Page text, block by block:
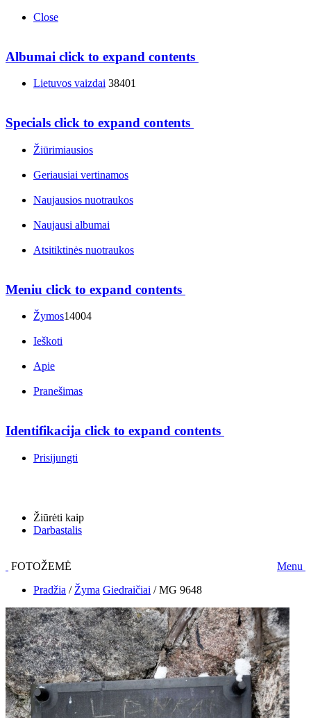
Close
Albumai click to expand contents
Lietuvos vaizdai 38401
Specials click to expand contents
Žiūrimiausios
Geriausiai vertinamos
Naujausios nuotraukos
Naujausi albumai
Atsitiktinės nuotraukos
Meniu click to expand contents
Žymos14004
Ieškoti
Apie
Pranešimas
Identifikacija click to expand contents
Prisijungti
Žiūrėti kaip
Darbastalis
FOTOŽEMĖ
Menu
Pradžia / Žyma Giedraičiai /MG 9648